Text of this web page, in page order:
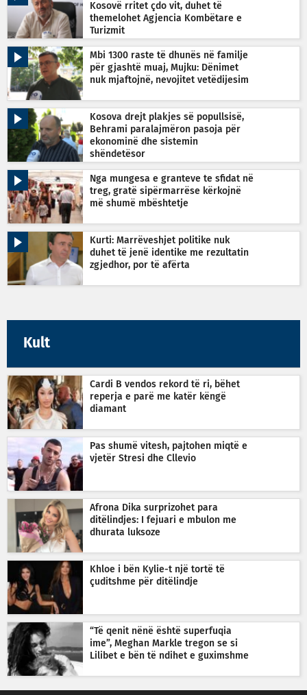
Kosovë rritet çdo vit, duhet të
themelohet Agjencia Kombëtare e
Turizmit
Mbi 1300 raste të dhunës në familje
për gjashtë muaj, Mujku: Dënimet
nuk mjaftojnë, nevojitet vetëdijesim
Kosova drejt plakjes së popullsisë,
Behrami paralajmëron pasoja për
ekonominë dhe sistemin
shëndetësor
Nga mungesa e granteve te sfidat në
treg, gratë sipërmarrëse kërkojnë
më shumë mbështetje
Kurti: Marrëveshjet politike nuk
duhet të jenë identike me rezultatin
zgjedhor, por të afërta
Kult
Cardi B vendos rekord të ri, bëhet
reperja e parë me katër këngë
diamant
Pas shumë vitesh, pajtohen miqtë e
vjetër Stresi dhe Cllevio
Afrona Dika surprizohet para
ditëlindjes: I fejuari e mbulon me
dhurata luksoze
Khloe i bën Kylie-t një tortë të
çuditshme për ditëlindje
“Të qenit nënë është superfuqia
ime”, Meghan Markle tregon se si
Lilibet e bën të ndihet e guximshme